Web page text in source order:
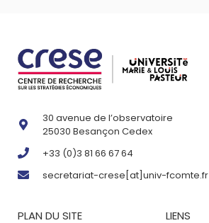
30 avenue de l’observatoire
25030 Besançon Cedex
+33 (0)3 81 66 67 64
secretariat-crese[at]univ-fcomte.fr
PLAN DU SITE LIENS